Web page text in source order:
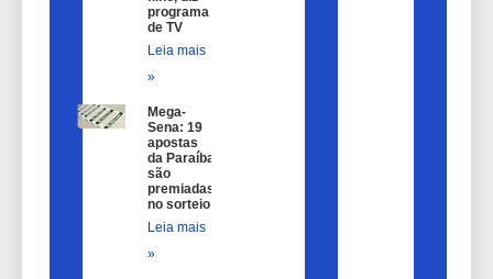
programa
de TV
Leia mais
»
Mega-
Sena: 19
apostas
da Paraíba
são
premiadas
no sorteio
Leia mais
»